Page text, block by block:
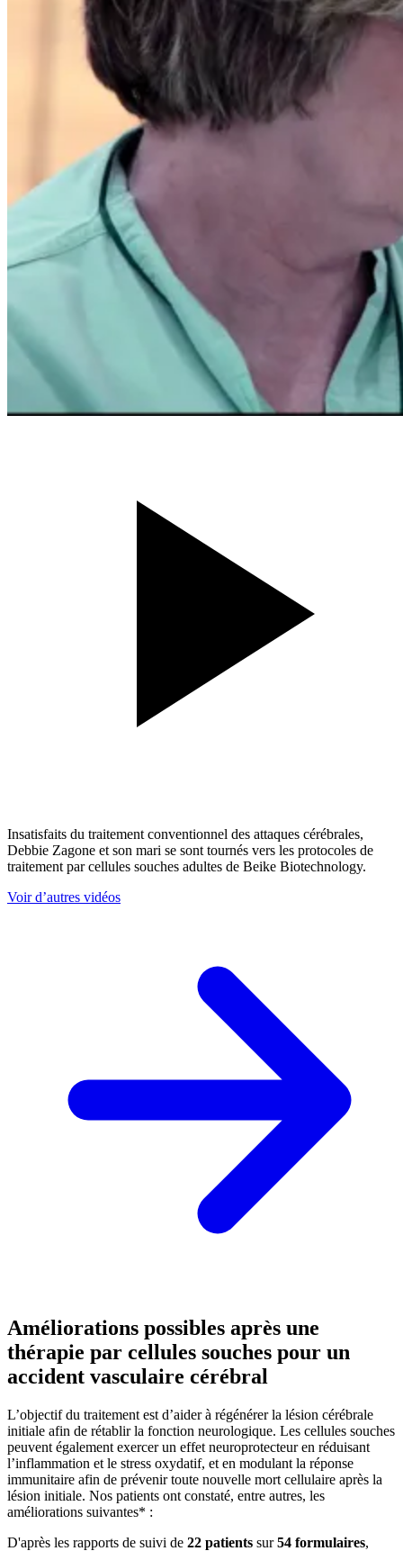
Insatisfaits du traitement conventionnel des attaques cérébrales,
Debbie Zagone et son mari se sont tournés vers les protocoles de
traitement par cellules souches adultes de Beike Biotechnology.
Voir d’autres vidéos
Améliorations possibles après une
thérapie par cellules souches pour un
accident vasculaire cérébral
L’objectif du traitement est d’aider à régénérer la lésion cérébrale
initiale afin de rétablir la fonction neurologique. Les cellules souches
peuvent également exercer un effet neuroprotecteur en réduisant
l’inflammation et le stress oxydatif, et en modulant la réponse
immunitaire afin de prévenir toute nouvelle mort cellulaire après la
lésion initiale. Nos patients ont constaté, entre autres, les
améliorations suivantes* :
D'après les rapports de suivi de 22 patients sur54 formulaires,